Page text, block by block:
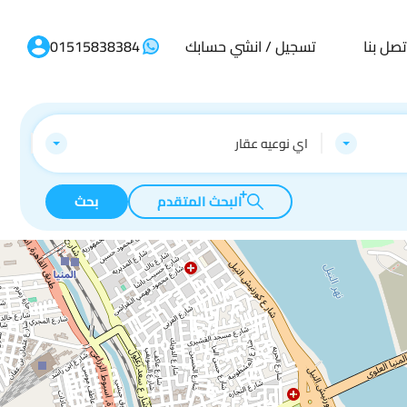
بنا تسجيل / انشي حسابك 01515838384
اي نوعيه عقار
البحث المتقدم بحث